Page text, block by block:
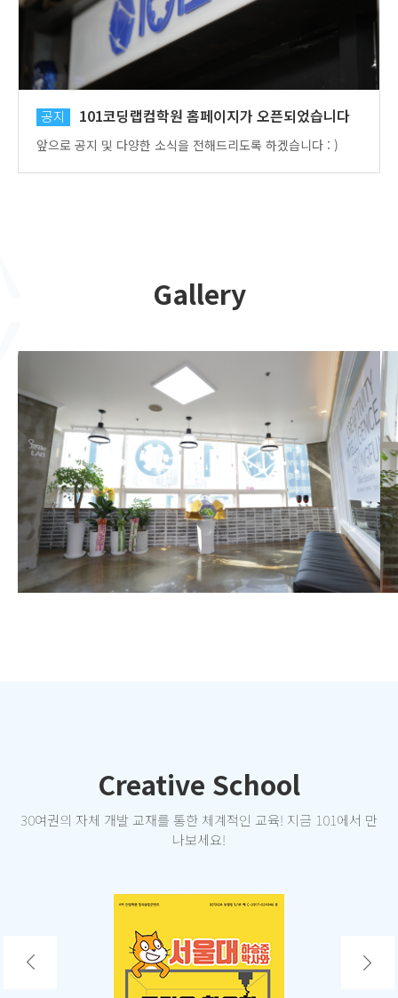
공지 101코딩랩컴학원 홈페이지가 오픈되었습니다
앞으로 공지 및 다양한 소식을 전해드리도록 하겠습니다 : )
Gallery
Creative School
30여권의 자체 개발 교재를 통한 체계적인 교육! 지금 101에서 만
나보세요!